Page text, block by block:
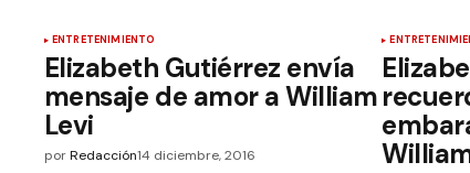
ENTRETENIMIENTO
Elizabeth Gutiérrez envía
mensaje de amor a William
Levi
porRedacción14 diciembre, 2016